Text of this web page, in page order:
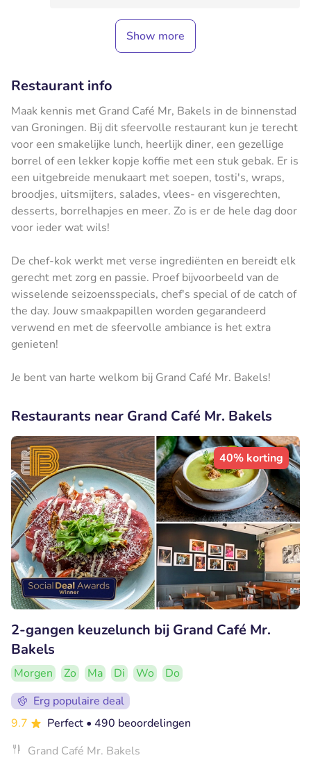
Show more
Restaurant info
Maak kennis met Grand Café Mr, Bakels in de binnenstad
van Groningen. Bij dit sfeervolle restaurant kun je terecht
voor een smakelijke lunch, heerlijk diner, een gezellige
borrel of een lekker kopje koffie met een stuk gebak. Er is
een uitgebreide menukaart met soepen, tosti's, wraps,
broodjes, uitsmijters, salades, vlees- en visgerechten,
desserts, borrelhapjes en meer. Zo is er de hele dag door
voor ieder wat wils!
De chef-kok werkt met verse ingrediënten en bereidt elk
gerecht met zorg en passie. Proef bijvoorbeeld van de
wisselende seizoensspecials, chef's special of de catch of
the day. Jouw smaakpapillen worden gegarandeerd
verwend en met de sfeervolle ambiance is het extra
genieten!
Je bent van harte welkom bij Grand Café Mr. Bakels!
Restaurants near Grand Café Mr. Bakels
40% korting
2-gangen keuzelunch bij Grand Café Mr.
Bakels
Morgen Zo Ma Di Wo
Do
Erg populaire deal
9.7
Perfect • 490 beoordelingen
Grand Café Mr. Bakels